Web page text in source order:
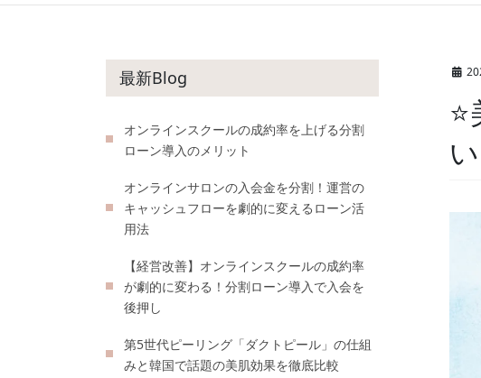
最新Blog
オンラインスクールの成約率を上げる分割
ローン導入のメリット
オンラインサロンの入会金を分割！運営の
キャッシュフローを劇的に変えるローン活
用法
【経営改善】オンラインスクールの成約率
が劇的に変わる！分割ローン導入で入会を
後押し
第5世代ピーリング「ダクトピール」の仕組
みと韓国で話題の美肌効果を徹底比較